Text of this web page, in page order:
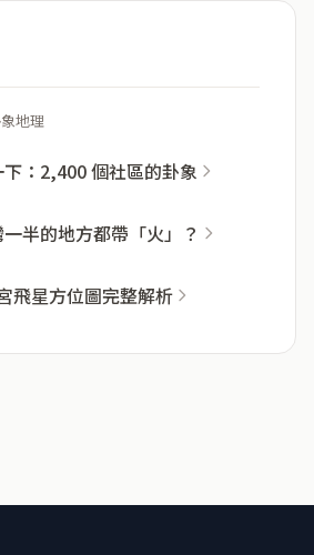
地理
：2,400 個社區的卦象
半的地方都帶「火」？
飛星方位圖完整解析